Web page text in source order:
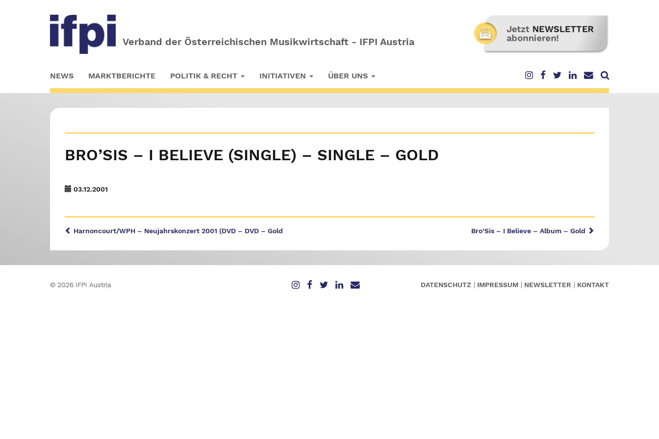
Verband der Österreichischen Musikwirtschaft - IFPI Austria
to
main
NEWS MARKTBERICHTE POLITIK & RECHT INITIATIVEN ÜBER UNS
BRO’SIS – I BELIEVE (SINGLE) – SINGLE – GOLD
03.12.2001
Bro’Sis – I Believe – Album – Gold
Harnoncourt/WPH – Neujahrskonzert 2001 (DVD – DVD – Gold
© 2026 IFPI Austria DATENSCHUTZ IMPRESSUM NEWSLETTER KONTAKT